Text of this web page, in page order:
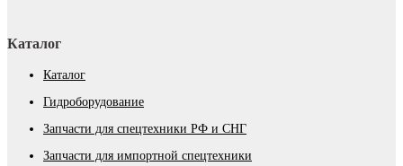
Каталог
Каталог
Гидроборудование
Запчасти для спецтехники РФ и СНГ
Запчасти для импортной спецтехники